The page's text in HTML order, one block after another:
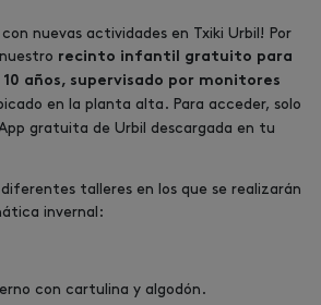
nuevas actividades en Txiki Urbil! Por
recinto infantil gratuito para
10 años, supervisado por monitores
en la planta alta. Para acceder, solo
gratuita de Urbil descargada en tu
talleres en los que se realizarán
invernal:
con cartulina y algodón.